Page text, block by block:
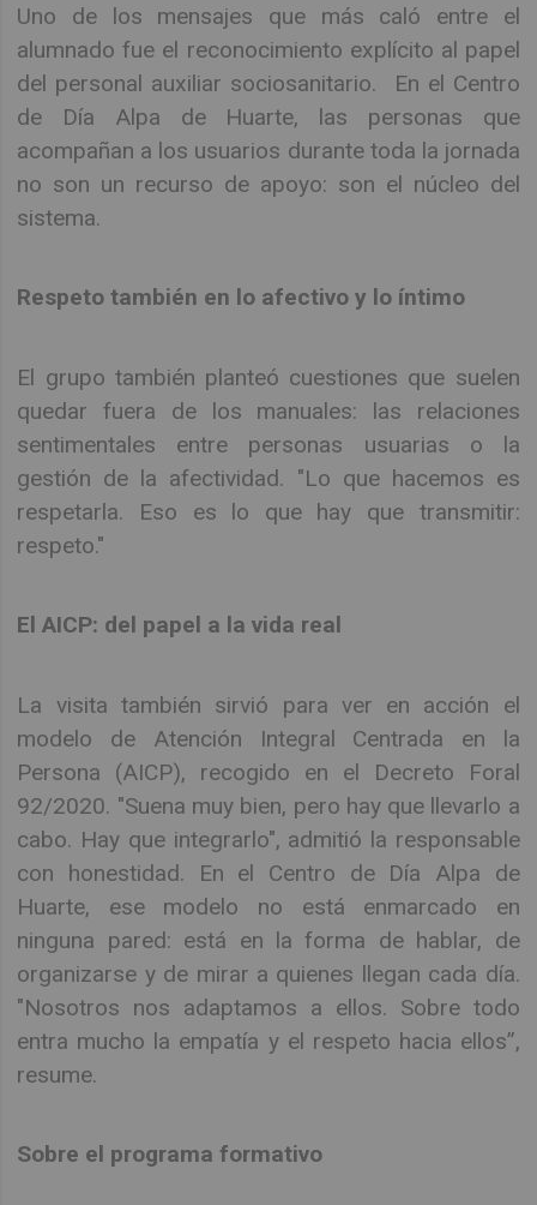
Uno de los mensajes que más caló entre el
alumnado fue el reconocimiento explícito al papel
del personal auxiliar sociosanitario. En el Centro
de Día Alpa de Huarte, las personas que
acompañan a los usuarios durante toda la jornada
no son un recurso de apoyo: son el núcleo del
sistema.
Respeto también en lo afectivo y lo íntimo
El grupo también planteó cuestiones que suelen
quedar fuera de los manuales: las relaciones
sentimentales entre personas usuarias o la
gestión de la afectividad. "Lo que hacemos es
respetarla. Eso es lo que hay que transmitir:
respeto."
El AICP: del papel a la vida real
La visita también sirvió para ver en acción el
modelo de Atención Integral Centrada en la
Persona (AICP), recogido en el Decreto Foral
92/2020. "Suena muy bien, pero hay que llevarlo a
cabo. Hay que integrarlo", admitió la responsable
con honestidad. En el Centro de Día Alpa de
Huarte, ese modelo no está enmarcado en
ninguna pared: está en la forma de hablar, de
organizarse y de mirar a quienes llegan cada día.
"Nosotros nos adaptamos a ellos. Sobre todo
entra mucho la empatía y el respeto hacia ellos”,
resume.
Sobre el programa formativo